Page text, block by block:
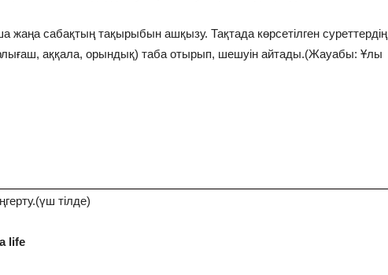
жаңа сабақтың тақырыбын ашқызу. Тақтада көрсетілген суреттердің
аққала, орындық) таба отырып, шешуін айтады.(Жауабы: Ұлы
тілде)
life